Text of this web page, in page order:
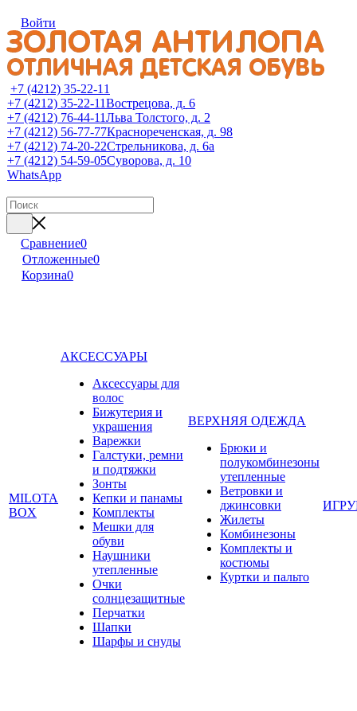
Войти
+7 (4212) 35-22-11
+7 (4212) 35-22-11Вострецова, д. 6
+7 (4212) 76-44-11Льва Толстого, д. 2
+7 (4212) 56-77-77Краснореченская, д. 98
+7 (4212) 74-20-22Стрельникова, д. 6а
+7 (4212) 54-59-05Суворова, д. 10
WhatsApp
Сравнение0
Отложенные0
Корзина0
MILOTA
BOX
АКСЕССУАРЫ
Аксессуары для
волос
Бижутерия и
украшения
Варежки
Галстуки, ремни
и подтяжки
Зонты
Кепки и панамы
Комплекты
Мешки для
обуви
Наушники
утепленные
Очки
солнцезащитные
Перчатки
Шапки
Шарфы и снуды
ВЕРХНЯЯ ОДЕЖДА
Брюки и
полукомбинезоны
утепленные
Ветровки и
джинсовки
Жилеты
Комбинезоны
Комплекты и
костюмы
Куртки и пальто